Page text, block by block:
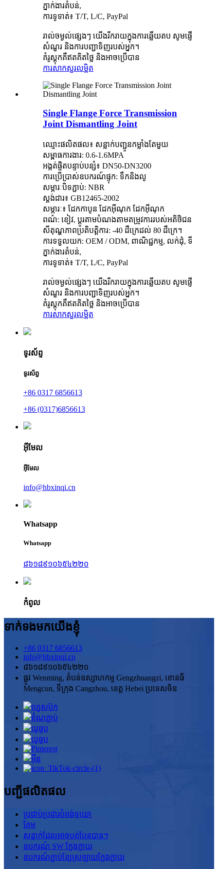
ភ្នាក់ងារតំបន់,
ការទូទាត់៖ T/T, L/C, PayPal
រាល់ចម្ងល់ផ្សេងៗ យើងរីករាយក្នុងការឆ្លើយតប សូមផ្ញើ
សំណួរ និងការបញ្ជាទិញរបស់អ្នក។
គំរូស្តុកគឺឥតគិតថ្លៃ និងអាចប្រើបាន
ការសាកសួរលម្អិត
Single Flange Force Transmission
Joint Dismantling Joint
ឈ្មោះផលិតផល៖ សន្លាក់បញ្ជូនកម្លាំងតែមួយ
សម្ពាធការងារ: 0.6-1.6MPA
អង្កត់ផ្ចិតបន្ទាប់បន្សំ៖ DN50-DN3200
ការប្រើប្រាស់ឧបករណ៍ផ្ទុក: ទឹកនិងលូ
សម្ភារៈបិទភ្ជាប់: NBR
ស្តង់ដារ៖ GB12465-2002
សម្ភារៈ៖ ដែកកាបូន ដែកអ៊ីណុក ដែកអ៊ីណុក
ពណ៌: ខៀវ, ប្ដូរតាមបំណងតាមតម្រូវការរបស់អតិថិជន
សីតុណ្ហភាពប្រតិបត្តិការ: -40 ដឺក្រេដល់ 80 ដឺក្រេ។
ការទទួលយក: OEM / ODM, ពាណិជ្ជកម្ម, លក់ដុំ, ទី
ភ្នាក់ងារតំបន់,
ការទូទាត់៖ T/T, L/C, PayPal
រាល់ចម្ងល់ផ្សេងៗ យើងរីករាយក្នុងការឆ្លើយតប សូមផ្ញើ
សំណួរ និងការបញ្ជាទិញរបស់អ្នក។
គំរូស្តុកគឺឥតគិតថ្លៃ និងអាចប្រើបាន
ការសាកសួរលម្អិត
ទូរស័ព្ទ
ទូរស័ព្ទ
+86 0317 6856613
+86 (0317)6856613
អ៊ីមែល
អ៊ីមែល
info@hbxinqi.cn
Whatsapp
Whatsapp
៨៦១៨៩១០៦៥៤២២០
កំពូល
ទាក់ទងមកយើងខ្ញុំ
+86 0317 6856613
info@hbxinqi.cn
៨៦១៨៩១០៦៥៤២២០
ផ្លូវ Wenming, តំបន់ឧស្សាហកម្ម Gengzhuangzi, ខោនធី
Mengcun, ទីក្រុង Cangzhou, ខេត្ត Hebei ប្រទេសចិន
បញ្ជីផលិតផល
ប្រដាប់ប្រដារបំពង់ទុយោ
គែម
សន្លាក់ដែលអាចបត់បែនបាន។
ឧបករណ៍ SW ក្លែងក្លាយ
ឧបករណ៍ភ្ជាប់ខ្សែស្រឡាយក្លែងក្លាយ